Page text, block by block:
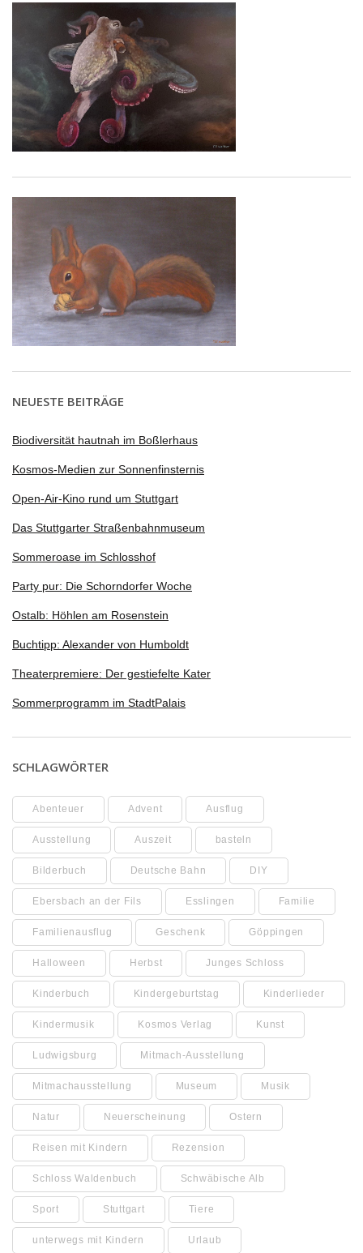
NEUESTE BEITRÄGE
Biodiversität hautnah im Boßlerhaus
Kosmos-Medien zur Sonnenfinsternis
Open-Air-Kino rund um Stuttgart
Das Stuttgarter Straßenbahnmuseum
Sommeroase im Schlosshof
Party pur: Die Schorndorfer Woche
Ostalb: Höhlen am Rosenstein
Buchtipp: Alexander von Humboldt
Theaterpremiere: Der gestiefelte Kater
Sommerprogramm im StadtPalais
SCHLAGWÖRTER
Abenteuer Advent Ausflug
Ausstellung Auszeit basteln
Bilderbuch Deutsche Bahn DIY
Ebersbach an der Fils Esslingen Familie
Familienausflug Geschenk Göppingen
Halloween Herbst Junges Schloss
Kinderbuch Kindergeburtstag Kinderlieder
Kindermusik Kosmos Verlag Kunst
Ludwigsburg Mitmach-Ausstellung
Mitmachausstellung Museum Musik
Natur Neuerscheinung Ostern
Reisen mit Kindern Rezension
Schloss Waldenbuch Schwäbische Alb
Sport Stuttgart Tiere
unterwegs mit Kindern Urlaub